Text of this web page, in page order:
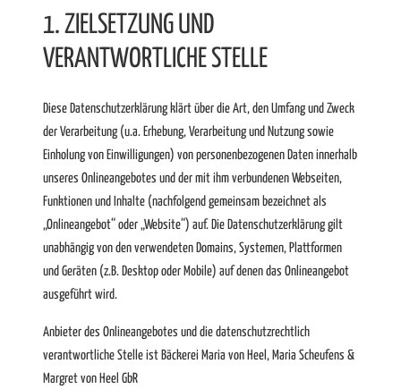
1. ZIELSETZUNG UND
VERANTWORTLICHE STELLE
Diese Datenschutzerklärung klärt über die Art, den Umfang und Zweck
der Verarbeitung (u.a. Erhebung, Verarbeitung und Nutzung sowie
Einholung von Einwilligungen) von personenbezogenen Daten innerhalb
unseres Onlineangebotes und der mit ihm verbundenen Webseiten,
Funktionen und Inhalte (nachfolgend gemeinsam bezeichnet als
„Onlineangebot“ oder „Website“) auf. Die Datenschutzerklärung gilt
unabhängig von den verwendeten Domains, Systemen, Plattformen
und Geräten (z.B. Desktop oder Mobile) auf denen das Onlineangebot
ausgeführt wird.
Anbieter des Onlineangebotes und die datenschutzrechtlich
verantwortliche Stelle ist Bäckerei Maria von Heel, Maria Scheufens &
Margret von Heel GbR